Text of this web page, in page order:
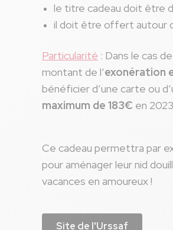
le titre cadeau doit être
il doit être offert autour
Particularité : Dans le cas
montant de l’exonération
bénéficier d’une carte ou
maximum de 183€ en
Ce cadeau permettra par
pour aménager leur nid
vacances en amoureux !
Site de l'Urssaf